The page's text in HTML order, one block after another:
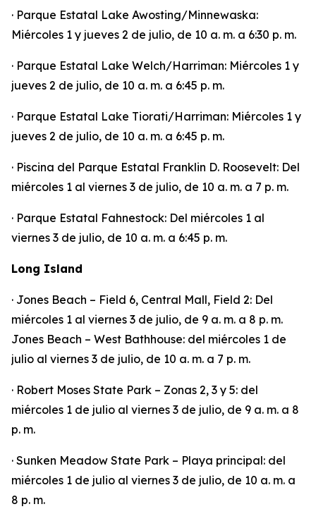
· Parque Estatal Lake Awosting/Minnewaska:
Miércoles 1 y jueves 2 de julio, de 10 a. m. a 6:30 p. m.
· Parque Estatal Lake Welch/Harriman: Miércoles 1 y
jueves 2 de julio, de 10 a. m. a 6:45 p. m.
· Parque Estatal Lake Tiorati/Harriman: Miércoles 1 y
jueves 2 de julio, de 10 a. m. a 6:45 p. m.
· Piscina del Parque Estatal Franklin D. Roosevelt: Del
miércoles 1 al viernes 3 de julio, de 10 a. m. a 7 p. m.
· Parque Estatal Fahnestock: Del miércoles 1 al
viernes 3 de julio, de 10 a. m. a 6:45 p. m.
Long Island
· Jones Beach – Field 6, Central Mall, Field 2: Del
miércoles 1 al viernes 3 de julio, de 9 a. m. a 8 p. m.
Jones Beach – West Bathhouse: del miércoles 1 de
julio al viernes 3 de julio, de 10 a. m. a 7 p. m.
· Robert Moses State Park – Zonas 2, 3 y 5: del
miércoles 1 de julio al viernes 3 de julio, de 9 a. m. a 8
p. m.
· Sunken Meadow State Park – Playa principal: del
miércoles 1 de julio al viernes 3 de julio, de 10 a. m. a
8 p. m.